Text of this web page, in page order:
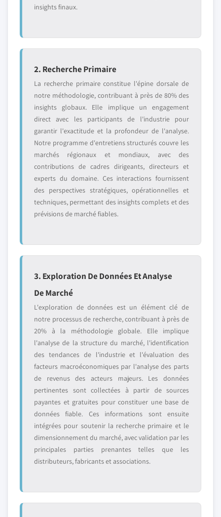
insights finaux.
2. Recherche Primaire
La recherche primaire constitue l'épine dorsale de
notre méthodologie, contribuant à près de 80% des
insights globaux. Elle implique un engagement
direct avec les participants de l'industrie pour
garantir l'exactitude et la profondeur de l'analyse.
Notre programme d'entretiens structurés couvre les
marchés régionaux et mondiaux, avec des
contributions de cadres dirigeants, directeurs et
experts du domaine. Ces interactions fournissent
des perspectives stratégiques, opérationnelles et
techniques, permettant des insights complets et des
prévisions de marché fiables.
3. Exploration De Données Et Analyse
De Marché
L'exploration de données est un élément clé de
notre processus de recherche, contribuant à près de
20% à la méthodologie globale. Elle implique
l'analyse de la structure du marché, l'identification
des tendances de l'industrie et l'évaluation des
facteurs macroéconomiques par l'analyse des parts
de revenus des acteurs majeurs. Les données
pertinentes sont collectées à partir de sources
payantes et gratuites pour constituer une base de
données fiable. Ces informations sont ensuite
intégrées pour soutenir la recherche primaire et le
dimensionnement du marché, avec validation par les
principales parties prenantes telles que les
distributeurs, fabricants et associations.